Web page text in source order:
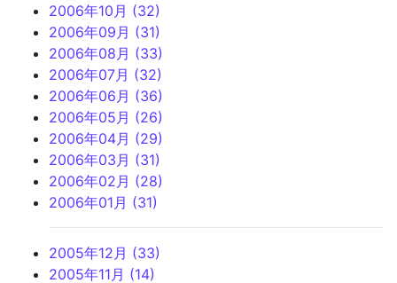
2006年10月 (32)
2006年09月 (31)
2006年08月 (33)
2006年07月 (32)
2006年06月 (36)
2006年05月 (26)
2006年04月 (29)
2006年03月 (31)
2006年02月 (28)
2006年01月 (31)
2005年12月 (33)
2005年11月 (14)